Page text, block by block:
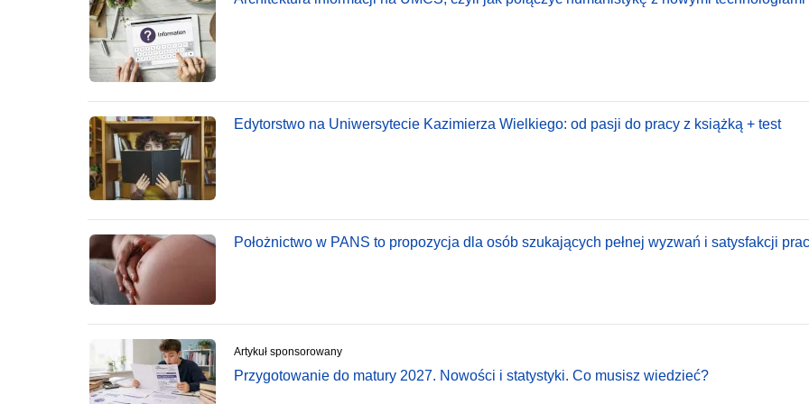
Edytorstwo na Uniwersytecie Kazimierza Wielkiego: od pasji do pracy z książką + test
Położnictwo w PANS to propozycja dla osób szukających pełnej wyzwań i satysfakcji
Artykuł sponsorowany
Przygotowanie do matury 2027. Nowości i statystyki. Co musisz wiedzieć?